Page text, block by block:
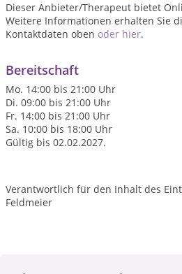
Dieser Anbieter/Therapeut bietet
Weitere Informationen erhalten Sie
Kontaktdaten oben oder hier.
Bereitschaft
Mo. 14:00 bis 21:00 Uhr
Di. 09:00 bis 21:00 Uhr
Fr. 14:00 bis 21:00 Uhr
Sa. 10:00 bis 18:00 Uhr
Gültig bis 02.02.2027.
Verantwortlich für den Inhalt des
Feldmeier